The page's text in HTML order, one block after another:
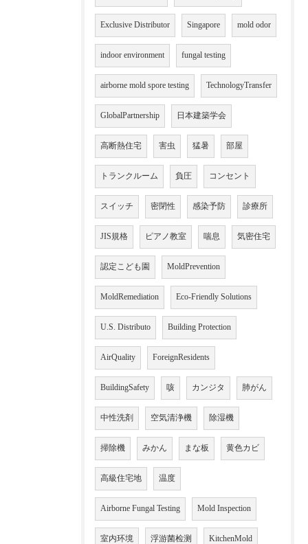
Exclusive Distributor Singapore mold odor
indoor environment fungal testing
airborne mold spore testing TechnologyTransfer
GlobalPartnership 日本建築学会
高断熱住宅 害虫 猛暑 部屋
トランクルーム 負圧 コンセント
スイッチ 密閉性 感染予防 診療所
JIS規格 ピアノ教室 喘息 気密住宅
認定こども園 MoldPrevention
MoldRemediation Eco-Friendly Solutions
U.S. Distributo Building Protection
AirQuality ForeignResidents
BuildingSafety 咳 カンジタ 肺がん
中性洗剤 空気清浄機 除湿機
掃除機 みかん まな板 黄色カビ
高級住宅地 温度
Airborne Fungal Testing Mold Inspection
室内环境 浮游菌检测 KitchenMold